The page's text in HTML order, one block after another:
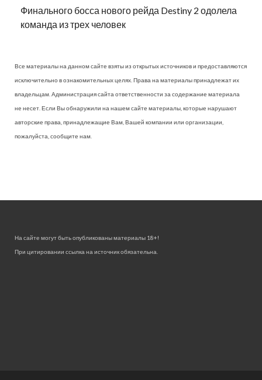
Финального босса нового рейда Destiny 2 одолела
команда из трех человек
Все материалы на данном сайте взяты из открытых источников и предоставляются
исключительно в ознакомительных целях. Права на материалы принадлежат их
владельцам. Администрация сайта ответственности за содержание материала
не несет. Если Вы обнаружили на нашем сайте материалы, которые нарушают
авторские права, принадлежащие Вам, Вашей компании или организации,
пожалуйста, сообщите нам.
На сайте могут быть опубликованы материалы 18+!
При цитировании ссылка на источник обязательна.